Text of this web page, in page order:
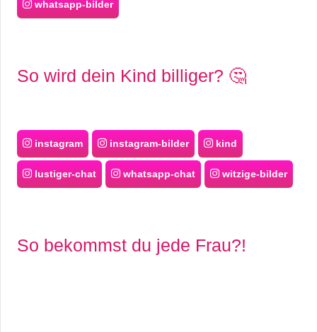
whatsapp-bilder
So wird dein Kind billiger? 🤔
instagram instagram-bilder kind
lustiger-chat whatsapp-chat witzige-bilder
So bekommst du jede Frau?!